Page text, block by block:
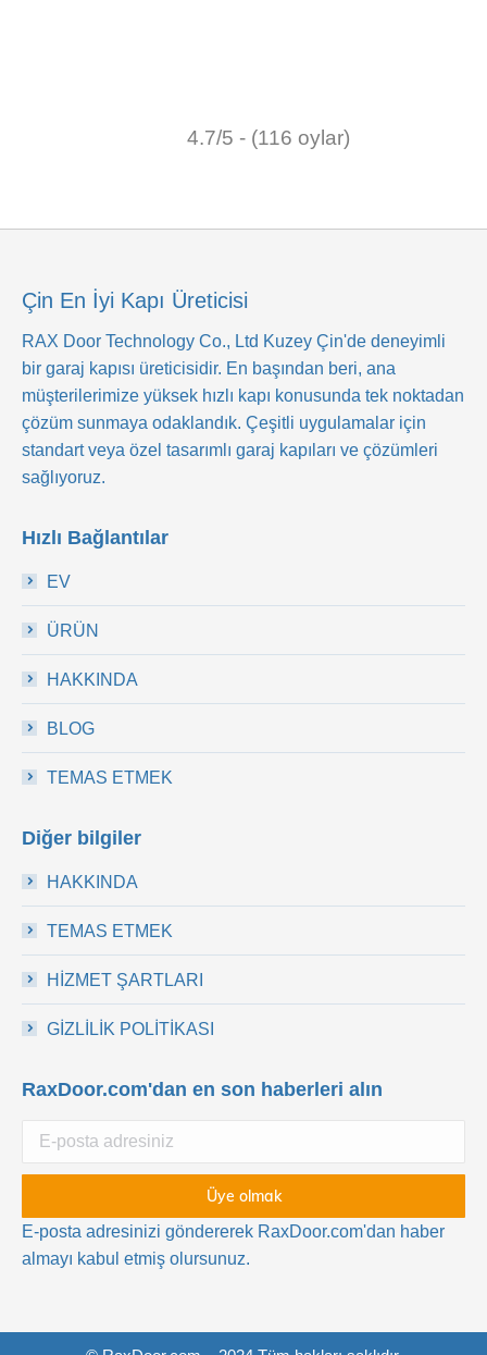
4.7/5 - (116 oylar)
Çin En İyi Kapı Üreticisi
RAX Door Technology Co., Ltd Kuzey Çin'de deneyimli
bir garaj kapısı üreticisidir. En başından beri, ana
müşterilerimize yüksek hızlı kapı konusunda tek noktadan
çözüm sunmaya odaklandık. Çeşitli uygulamalar için
standart veya özel tasarımlı garaj kapıları ve çözümleri
sağlıyoruz.
Hızlı Bağlantılar
EV
ÜRÜN
HAKKINDA
BLOG
TEMAS ETMEK
Diğer bilgiler
HAKKINDA
TEMAS ETMEK
HİZMET ŞARTLARI
GİZLİLİK POLİTİKASI
RaxDoor.com'dan en son haberleri alın
E-posta adresinizi göndererek RaxDoor.com'dan haber
almayı kabul etmiş olursunuz.